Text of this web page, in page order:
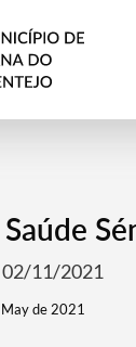
11/2021
de 2021